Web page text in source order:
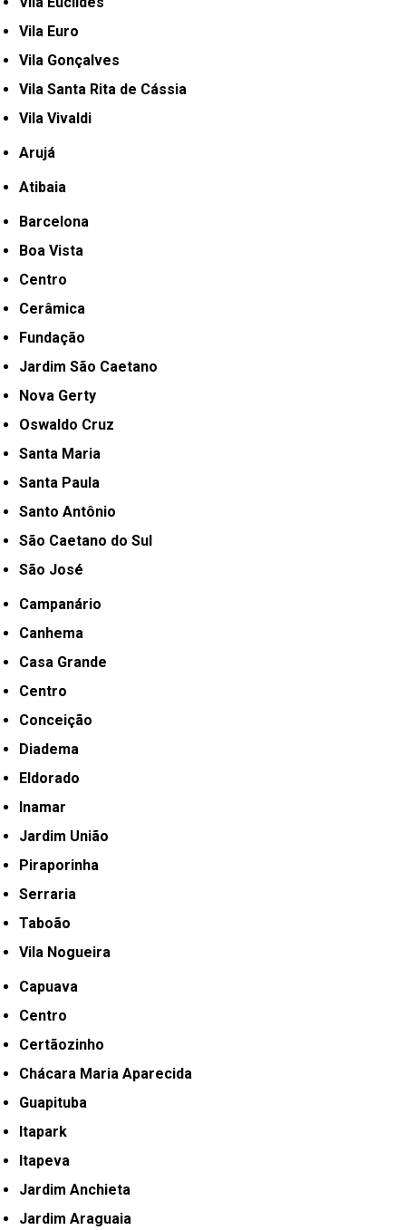
Vila Euro
Vila Gonçalves
Vila Santa Rita de Cássia
Vila Vivaldi
Arujá
Atibaia
Barcelona
Boa Vista
Centro
Cerâmica
Fundação
Jardim São Caetano
Nova Gerty
Oswaldo Cruz
Santa Maria
Santa Paula
Santo Antônio
São Caetano do Sul
São José
Campanário
Canhema
Casa Grande
Centro
Conceição
Diadema
Eldorado
Inamar
Jardim União
Piraporinha
Serraria
Taboão
Vila Nogueira
Capuava
Centro
Certãozinho
Chácara Maria Aparecida
Guapituba
Itapark
Itapeva
Jardim Anchieta
Jardim Araguaia